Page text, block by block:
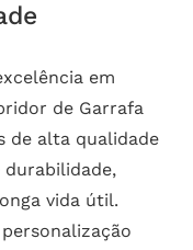
em
de Garrafa
de alta qualidade
durabilidade,
vida útil.